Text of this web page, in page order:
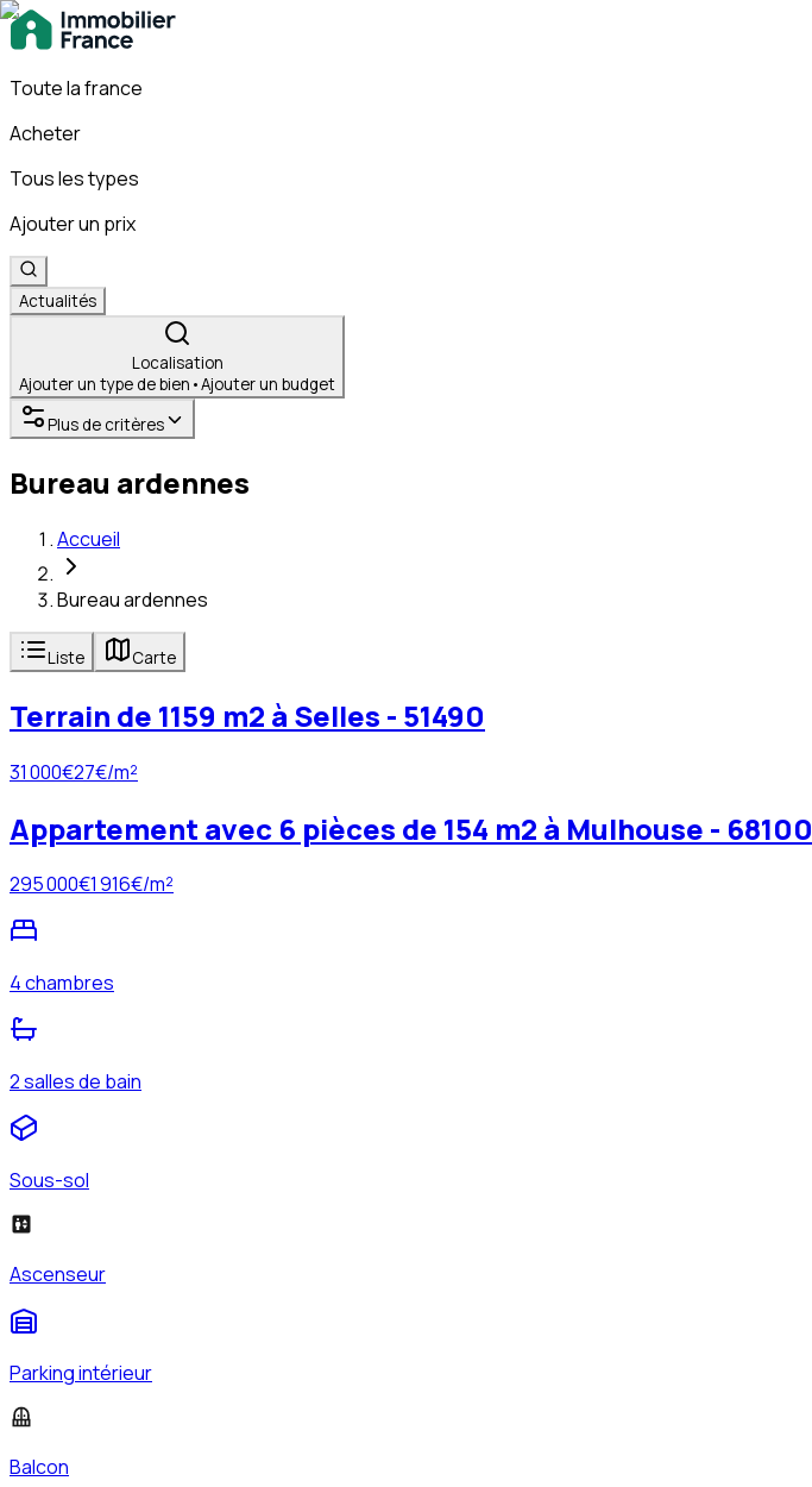
Toute la france
Acheter
Tous les types
Ajouter un prix
Actualités
Localisation
Ajouter un type de bien •Ajouter un budget
Plus de critères
Bureau ardennes
Accueil
Bureau ardennes
Liste Carte
Terrain de 1159 m2 à Selles - 51490
31 000€27€/m²
Appartement avec 6 pièces de 154 m2 à Mulhouse - 68100
295 000€1 916€/m²
4 chambres
2 salles de bain
Sous-sol
Ascenseur
Parking intérieur
Balcon